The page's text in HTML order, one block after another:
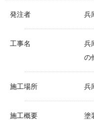
発注者 兵
工事名
兵
の
施工場所 兵
施工概要 塗